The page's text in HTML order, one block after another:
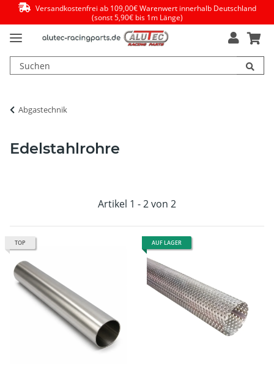
Versandkostenfrei ab 109,00€ Warenwert innerhalb Deutschland
(sonst 5,90€ bis 1m Länge)
Abgastechnik
Edelstahlrohre
Artikel 1 - 2 von 2
TOP AUF LAGER